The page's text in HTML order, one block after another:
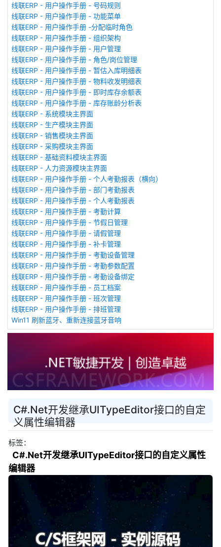
线联ERP - 用户操作手册 - 号码规则
线联ERP - 用户操作手册 - 功能菜单
线联ERP - 用户操作手册 -分配临时角色
线联ERP - 用户操作手册 - 组织架构
线联ERP - 用户操作手册 - 用户管理
线联ERP - 用户操作手册 - 角色/岗位管理
线联ERP - 用户操作手册 - 暂估入库明细表
线联ERP - 用户操作手册 - 物料收发明细表
线联ERP - 用户操作手册 - 即时库存余额表
线联ERP - 用户操作手册 - 库存账龄分析表
线联ERP - 系统模块主界面
线联ERP - 生产模块主界面
线联ERP - 销售模块主界面
线联ERP - 采购模块主界面
线联ERP - 基础资料模块主界面
线联ERP - 人力资源模块主界面
线联ERP - 用户操作手册 - 个人考勤报表（横向）
线联ERP - 用户操作手册 - 部门考勤报表
线联ERP - 用户操作手册 - 个人考勤报表
线联ERP - 用户操作手册 - 考勤计算
线联ERP - 用户操作手册 - 节假日管理
线联ERP - 用户操作手册 - 请假管理
线联ERP - 用户操作手册 - 补卡管理
线联ERP - 用户操作手册 - 考勤设备管理
线联ERP - 用户操作手册 - 考勤参数配置
线联ERP - 用户操作手册 - 考勤设备绑定
线联ERP - 用户操作手册 - 员工档案
线联ERP - 用户操作手册 - 班次管理
线联ERP - 用户操作手册 - 排班管理
Win11 刷新蓝牙、重新连接蓝牙音响
C#.Net开发继承UITypeEditor接口的自定
义属性编辑器
标签：
C#.Net开发继承UITypeEditor接口的自定义属性
编辑器